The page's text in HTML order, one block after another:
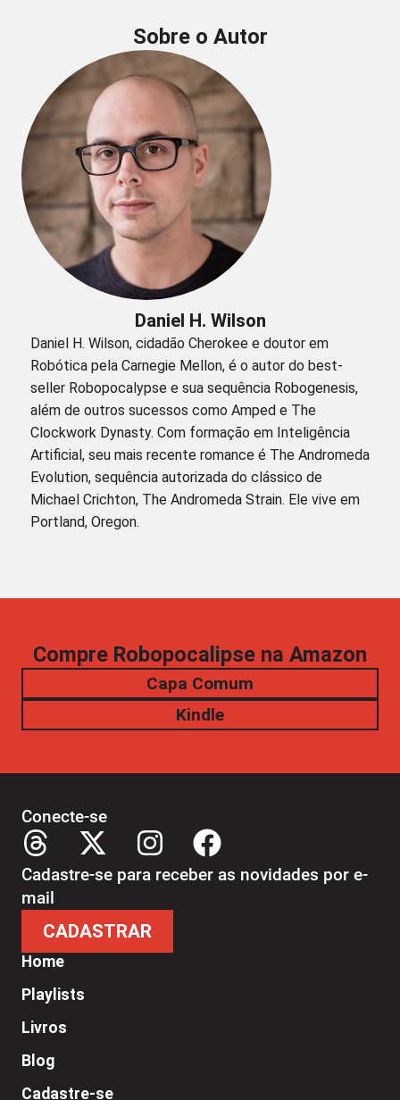
Sobre o Autor
Daniel H. Wilson
Daniel H. Wilson, cidadão Cherokee e doutor em
Robótica pela Carnegie Mellon, é o autor do best-
seller Robopocalypse e sua sequência Robogenesis,
além de outros sucessos como Amped e The
Clockwork Dynasty. Com formação em Inteligência
Artificial, seu mais recente romance é The Andromeda
Evolution, sequência autorizada do clássico de
Michael Crichton, The Andromeda Strain. Ele vive em
Portland, Oregon.
Compre Robopocalipse na Amazon
Capa Comum
Kindle
Home
Playlists
Livros
Blog
Cadastre-se
Conecte-se
Cadastre-se para receber as novidades por e-
mail
CADASTRAR